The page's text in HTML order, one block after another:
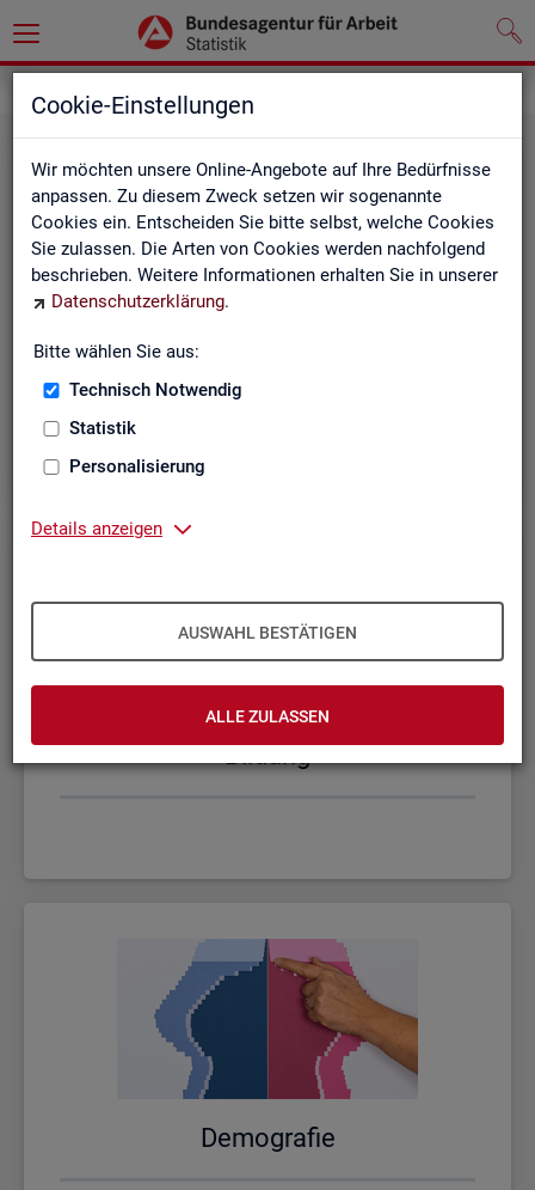
Cookie-Einstellungen
Wir möchten unsere Online-Angebote auf Ihre Bedürfnisse
anpassen. Zu diesem Zweck setzen wir sogenannte
Cookies ein. Entscheiden Sie bitte selbst, welche Cookies
Sie zulassen. Die Arten von Cookies werden nachfolgend
beschrieben. Weitere Informationen erhalten Sie in unserer
Datenschutzerklärung.
Bitte wählen Sie aus:
Technisch Notwendig
Statistik
Personalisierung
Details anzeigen
AUSWAHL BESTÄTIGEN
ALLE ZULASSEN
Bil­dung
De­mo­gra­fie